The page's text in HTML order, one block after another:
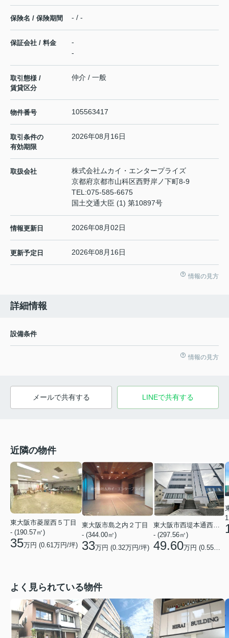
保険名 / 保険期間 - / -
保証会社 / 料金
-
-
取引態様 /
賃貸区分
仲介 / 一般
物件番号 105563417
取引条件の
有効期限
2026年08月16日
取扱会社
株式会社ムカイ・エンタープライズ
京都府京都市山科区西野岸ノ下町8-9
TEL:075-585-6675
国土交通大臣 (1) 第10897号
情報更新日 2026年08月02日
更新予定日 2026年08月16日
情報の見方
詳細情報
設備条件
情報の見方
メールで共有する LINEで共有する
近隣の物件
東大阪市菱屋西５丁目
- (190.57㎡)
35万円 (0.61万円/坪)
東大阪市島之内２丁目
- (344.00㎡)
33万円 (0.32万円/坪)
- (297.56㎡)
49.60万円 (0.55
よく見られている物件